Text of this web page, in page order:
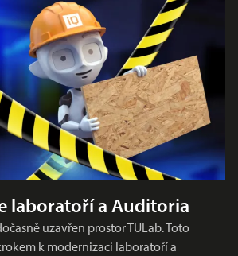
laboratoří a Auditoria
uzavřen prostor TULab. Toto
k modernizaci laboratoří a